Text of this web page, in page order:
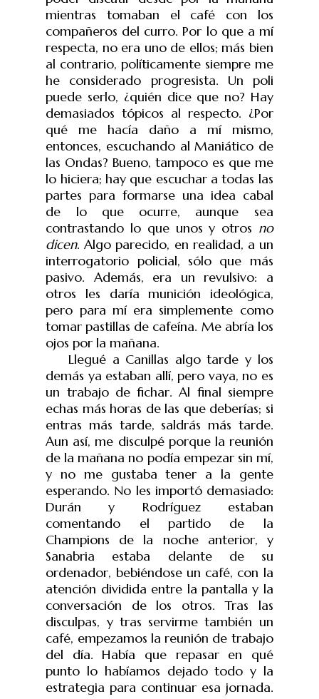
mientras tomaban el café con los
compañeros del curro. Por lo que a mí
respecta, no era uno de ellos; más bien
al contrario, políticamente siempre me
he considerado progresista. Un poli
puede serlo, ¿quién dice que no? Hay
demasiados tópicos al respecto. ¿Por
qué me hacía daño a mí mismo,
entonces, escuchando al Maniático de
las Ondas? Bueno, tampoco es que me
lo hiciera; hay que escuchar a todas las
partes para formarse una idea cabal
de lo que ocurre, aunque sea
contrastando lo que unos y otros no
dicen. Algo parecido, en realidad, a un
interrogatorio policial, sólo que más
pasivo. Además, era un revulsivo: a
otros les daría munición ideológica,
pero para mí era simplemente como
tomar pastillas de cafeína. Me abría los
ojos por la mañana.
Llegué a Canillas algo tarde y los
demás ya estaban allí, pero vaya, no es
un trabajo de fichar. Al final siempre
echas más horas de las que deberías; si
entras más tarde, saldrás más tarde.
Aun así, me disculpé porque la reunión
de la mañana no podía empezar sin mí,
y no me gustaba tener a la gente
esperando. No les importó demasiado:
Durán y Rodríguez estaban
comentando el partido de la
Champions de la noche anterior, y
Sanabria estaba delante de su
ordenador, bebiéndose un café, con la
atención dividida entre la pantalla y la
conversación de los otros. Tras las
disculpas, y tras servirme también un
café, empezamos la reunión de trabajo
del día. Había que repasar en qué
punto lo habíamos dejado todo y la
estrategia para continuar esa jornada.